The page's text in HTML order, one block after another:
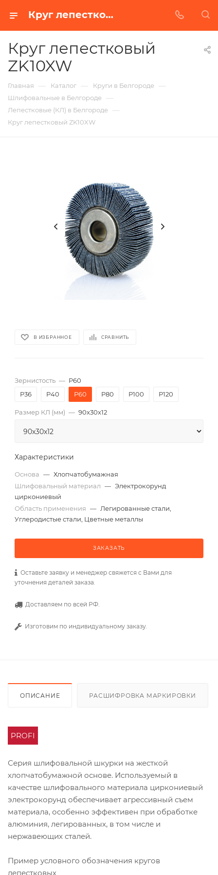
Круг лепестковый ZK10XW в Белгороде | Купить по недорогой цене от Абразивного Завода
Круг лепестковый
ZK10XW
Главная — Каталог — Круги в Белгороде —
Шлифовальные в Белгороде —
Лепестковые (КЛ) в Белгороде —
Круг лепестковый ZK10XW
В ИЗБРАННОЕ СРАВНИТЬ
Зернистость — P60
P36
P40 P60 P80 P100 P120
Размер КЛ (мм) — 90x30x12
Характеристики
Основа — Хлопчатобумажная
Шлифовальный материал — Электрокорунд
циркониевый
Область применения — Легированные стали,
Углеродистые стали, Цветные металлы
ЗАКАЗАТЬ
Оставьте заявку и менеджер свяжется с Вами для
уточнения деталей заказа.
Доставляем по всей РФ.
Изготовим по индивидуальному заказу.
ОПИСАНИЕ РАСШИФРОВКА МАРКИРОВКИ
PROFI
Серия шлифовальной шкурки на жесткой
хлопчатобумажной основе. Используемый в
качестве шлифовального материала циркониевый
электрокорунд обеспечивает агрессивный съем
материала, особенно эффективен при обработке
алюминия, легированных, в том числе и
нержавеющих сталей.
Пример условного обозначения кругов
лепестковых